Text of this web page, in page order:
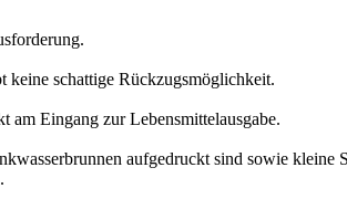
keine schattige Rückzugsmöglichkeit.
am Eingang zur Lebensmittelausgabe.
aufgedruckt sind sowie kleine